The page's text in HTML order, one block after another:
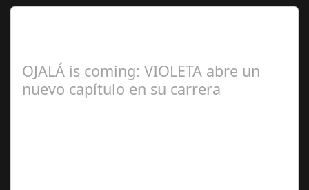
OJALÁ is coming: VIOLETA abre un
nuevo capítulo en su carrera